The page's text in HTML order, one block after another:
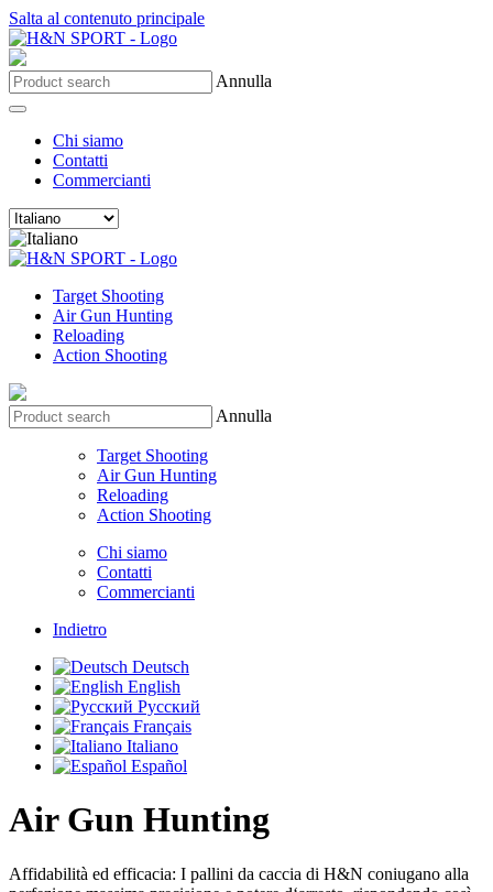
Salta al contenuto principale
Annulla
Chi siamo
Contatti
Commercianti
Target Shooting
Air Gun Hunting
Reloading
Action Shooting
Annulla
Target Shooting
Air Gun Hunting
Reloading
Action Shooting
Chi siamo
Contatti
Commercianti
Indietro
Deutsch
English
Русский
Français
Italiano
Español
Air Gun Hunting
Affidabilità ed efficacia: I pallini da caccia di H&N coniugano alla